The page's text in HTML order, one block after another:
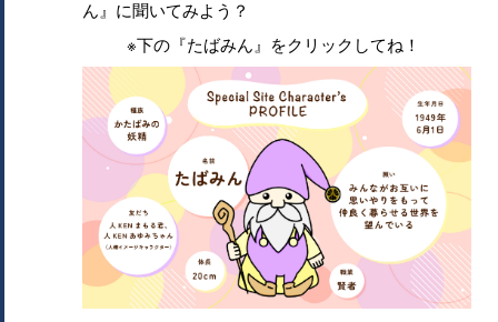
ん』に聞いてみよう？
※下の『たばみん』をクリックしてね！